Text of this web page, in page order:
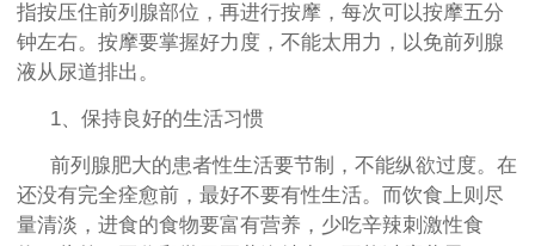
指按压住前列腺部位，再进行按摩，每次可以按摩五分
钟左右。按摩要掌握好力度，不能太用力，以免前列腺
液从尿道排出。
1、保持良好的生活习惯
前列腺肥大的患者性生活要节制，不能纵欲过度。在
还没有完全痊愈前，最好不要有性生活。而饮食上则尽
量清淡，进食的食物要富有营养，少吃辛辣刺激性食